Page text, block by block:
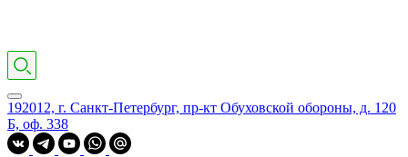
192012, г. Санкт-Петербург, пр-кт Обуховской обороны, д. 120
Б, оф. 338